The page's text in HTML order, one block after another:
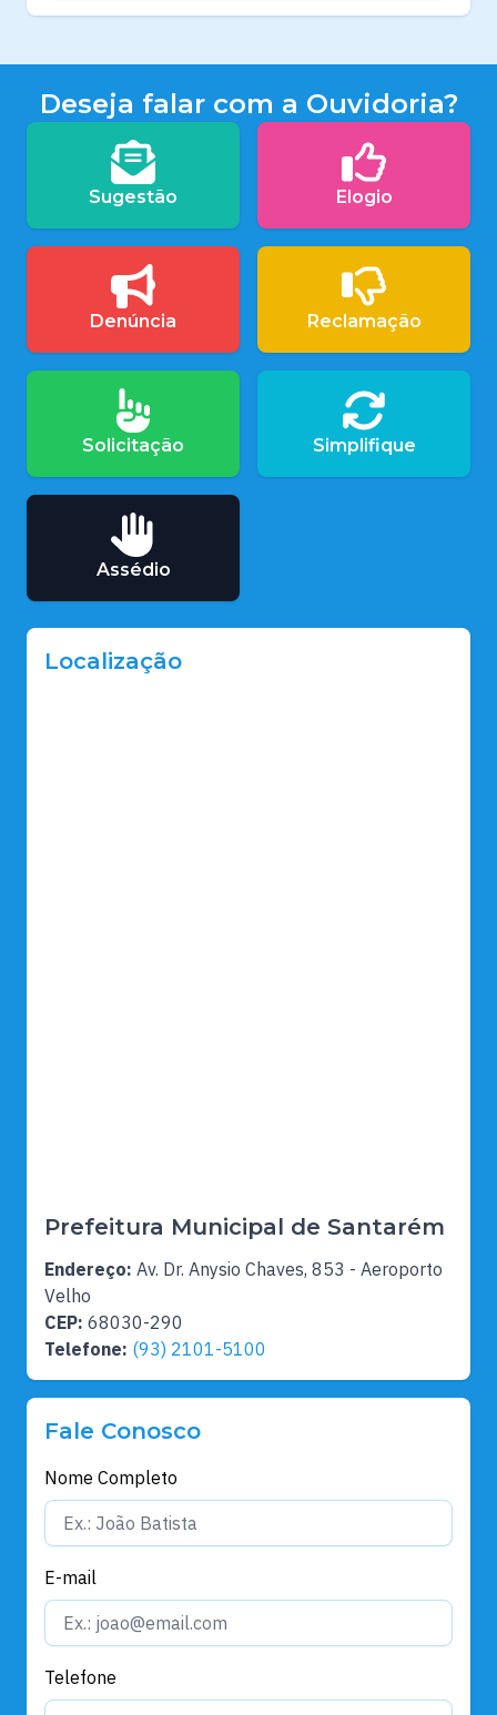
Deseja falar com a Ouvidoria?
Sugestão Elogio
Denúncia Reclamação
Solicitação Simplifique
Assédio
Localização
Prefeitura Municipal de Santarém
Endereço: Av. Dr. Anysio Chaves, 853 - Aeroporto
Velho
CEP: 68030-290
Telefone: (93) 2101-5100
Fale Conosco
Nome Completo
E-mail
Telefone